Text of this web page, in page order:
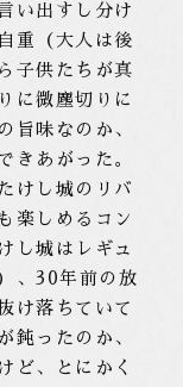
い出すし分け
重（大人は後
子供たちが真
に微塵切りに
旨味なのか、
きあがった。
けし城のリバ
楽しめるコン
し城はレギュ
、30年前の放
け落ちていて
鈍ったのか、
ど、とにかく